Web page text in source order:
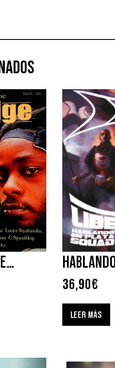
KNOWLEDGE 1 – REUNITED EDICIONES
36,90€
LEER MÁS